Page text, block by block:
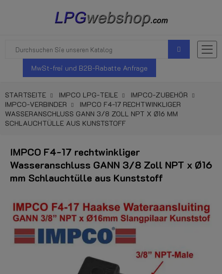
MwSt-frei und B2B-Rabatte Anfrage
STARTSEITE IMPCO LPG-TEILE
IMPCO-ZUBEHÖR
IMPCO-VERBINDER
IMPCO F4-17 RECHTWINKLIGER
WASSERANSCHLUSS GANN 3/8 ZOLL NPT X Ø16 MM
SCHLAUCHTÜLLE AUS KUNSTSTOFF
IMPCO F4-17 rechtwinkliger
Wasseranschluss GANN 3/8 Zoll NPT x Ø16
mm Schlauchtülle aus Kunststoff